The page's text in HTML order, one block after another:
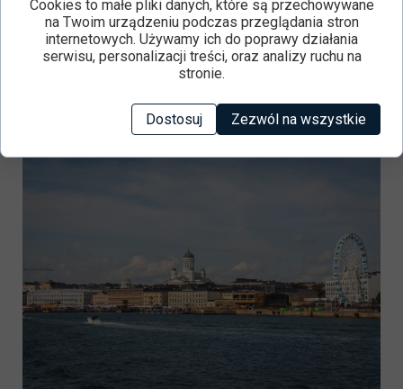
Helsinki– między chłodnym
Bałtykiem a ciepłym
przyjęciem
Cookies to małe pliki danych, które są przechowywane
na Twoim urządzeniu podczas przeglądania stron
internetowych. Używamy ich do poprawy działania
serwisu, personalizacji treści, oraz analizy ruchu na
stronie.
Dostosuj Zezwól na wszystkie